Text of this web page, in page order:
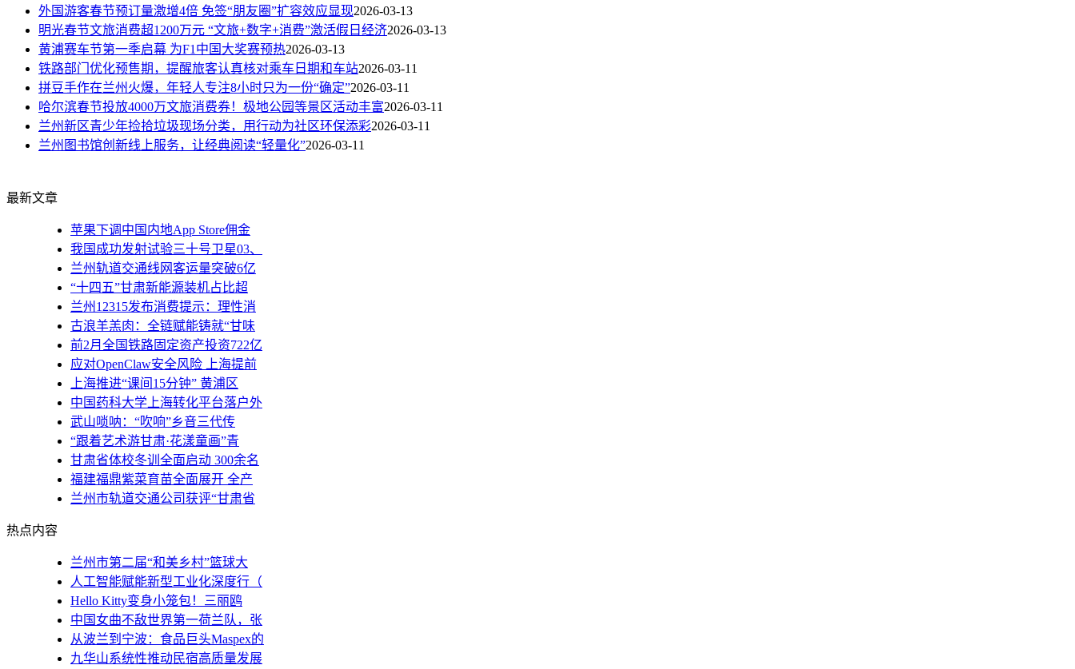
外国游客春节预订量激增4倍 免签“朋友圈”扩容效应显现2026-03-13
明光春节文旅消费超1200万元 “文旅+数字+消费”激活假日经济2026-03-13
黄浦赛车节第一季启幕 为F1中国大奖赛预热2026-03-13
铁路部门优化预售期，提醒旅客认真核对乘车日期和车站2026-03-11
拼豆手作在兰州火爆，年轻人专注8小时只为一份“确定”2026-03-11
哈尔滨春节投放4000万文旅消费券！极地公园等景区活动丰富2026-03-11
兰州新区青少年捡拾垃圾现场分类，用行动为社区环保添彩2026-03-11
兰州图书馆创新线上服务，让经典阅读“轻量化”2026-03-11
最新文章
苹果下调中国内地App Store佣金
我国成功发射试验三十号卫星03、
兰州轨道交通线网客运量突破6亿
“十四五”甘肃新能源装机占比超
兰州12315发布消费提示：理性消
古浪羊羔肉：全链赋能铸就“甘味
前2月全国铁路固定资产投资722亿
应对OpenClaw安全风险 上海提前
上海推进“课间15分钟” 黄浦区
中国药科大学上海转化平台落户外
武山唢呐：“吹响”乡音三代传
“跟着艺术游甘肃·花漾童画”青
甘肃省体校冬训全面启动 300余名
福建福鼎紫菜育苗全面展开 全产
兰州市轨道交通公司获评“甘肃省
热点内容
兰州市第二届“和美乡村”篮球大
人工智能赋能新型工业化深度行（
Hello Kitty变身小笼包！三丽鸥
中国女曲不敌世界第一荷兰队，张
从波兰到宁波：食品巨头Maspex的
九华山系统性推动民宿高质量发展